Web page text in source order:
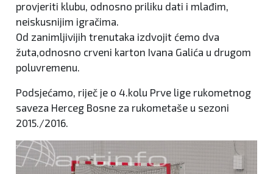
provjeriti klubu, odnosno priliku dati i mlađim,
neiskusnijim igračima.
Od zanimljivijih trenutaka izdvojit ćemo dva
žuta,odnosno crveni karton Ivana Galića u drugom
poluvremenu.
Podsjećamo, riječ je o 4.kolu Prve lige rukometnog
saveza Herceg Bosne za rukometaše u sezoni
2015./2016.